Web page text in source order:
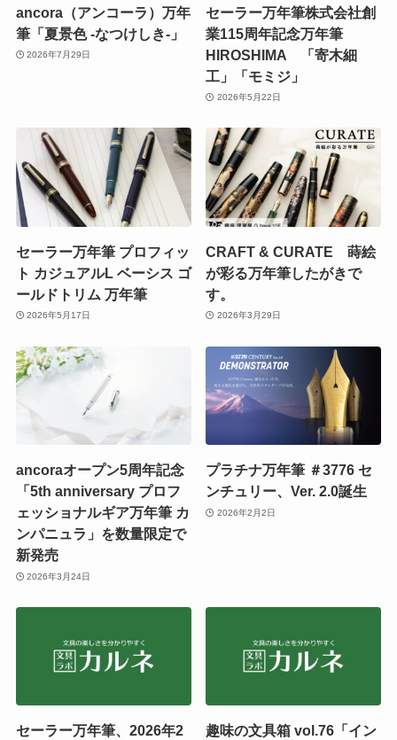
ancora（アンコーラ）万年
筆「夏景色 -なつけしき-」
2026年7月29日
セーラー万年筆株式会社創
業115周年記念万年筆
HIROSHIMA 「寄木細
工」「モミジ」
2026年5月22日
セーラー万年筆 プロフィッ
ト カジュアルL ベーシス ゴ
ールドトリム 万年筆
2026年5月17日
CRAFT & CURATE 蒔絵
が彩る万年筆したがきで
す。
2026年3月29日
ancoraオープン5周年記念
「5th anniversary プロフ
ェッショナルギア万年筆 カ
ンパニュラ」を数量限定で
新発売
2026年3月24日
プラチナ万年筆 ＃3776 セ
ンチュリー、Ver. 2.0誕生
2026年2月2日
セーラー万年筆、2026年2
趣味の文具箱 vol.76「イン